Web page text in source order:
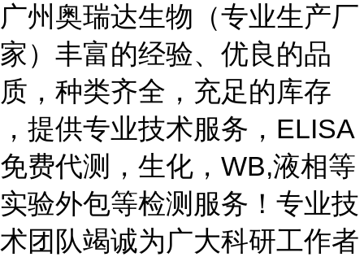
广州奥瑞达生物（专业生产厂
家）丰富的经验、优良的品
质，种类齐全，充足的库存
，提供专业技术服务，ELISA
免费代测，生化，WB,液相等
实验外包等检测服务！专业技
术团队竭诚为广大科研工作者